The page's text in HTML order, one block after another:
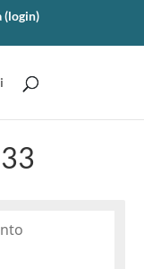
(login)
33